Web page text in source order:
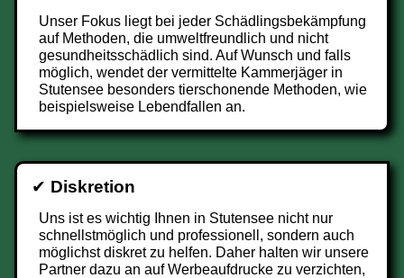
Unser Fokus liegt bei jeder Schädlingsbekämpfung
auf Methoden, die umweltfreundlich und nicht
gesundheitsschädlich sind. Auf Wunsch und falls
möglich, wendet der vermittelte Kammerjäger in
Stutensee besonders tierschonende Methoden, wie
beispielsweise Lebendfallen an.
✔ Diskretion
Uns ist es wichtig Ihnen in Stutensee nicht nur
schnellstmöglich und professionell, sondern auch
möglichst diskret zu helfen. Daher halten wir unsere
Partner dazu an auf Werbeaufdrucke zu verzichten,